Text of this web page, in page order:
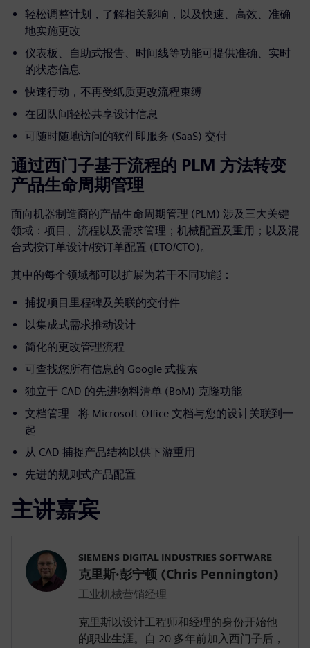
轻松调整计划，了解相关影响，以及快速、高效、准确
地实施更改
仪表板、自助式报告、时间线等功能可提供准确、实时
的状态信息
快速行动，不再受纸质更改流程束缚
在团队间轻松共享设计信息
可随时随地访问的软件即服务 (SaaS) 交付
通过西门子基于流程的 PLM 方法转变
产品生命周期管理
面向机器制造商的产品生命周期管理 (PLM) 涉及三大关键
领域：项目、流程以及需求管理；机械配置及重用；以及混
合式按订单设计/按订单配置 (ETO/CTO)。
其中的每个领域都可以扩展为若干不同功能：
捕捉项目里程碑及关联的交付件
以集成式需求推动设计
简化的更改管理流程
可查找您所有信息的 Google 式搜索
独立于 CAD 的先进物料清单 (BoM) 克隆功能
文档管理 - 将 Microsoft Office 文档与您的设计关联到一
起
从 CAD 捕捉产品结构以供下游重用
先进的规则式产品配置
主讲嘉宾
SIEMENS DIGITAL INDUSTRIES SOFTWARE
克里斯·彭宁顿 (Chris Pennington)
工业机械营销经理
克里斯以设计工程师和经理的身份开始他
的职业生涯。自 20 多年前加入西门子后，